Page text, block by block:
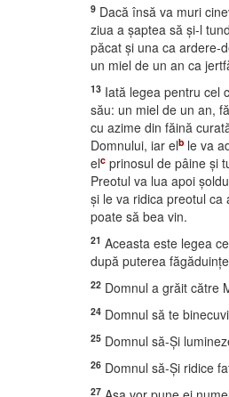
9 Dacă însă va muri
ziua a şaptea să şi-l
păcat şi una ca ardere-
un miel de un an ca
13 Iată legea pentru cel
său: un miel de un an,
cu azime din făină
Domnului, iar elb le va
elc prinosul de pâine şi
Preotul va lua apoi
şi le va ridica preotul
poate să bea vin.
21 Aceasta este legea
după puterea
22 Domnul a grăit către
24 Domnul să te
25 Domnul să-Şi
26 Domnul să-Şi ridice
27